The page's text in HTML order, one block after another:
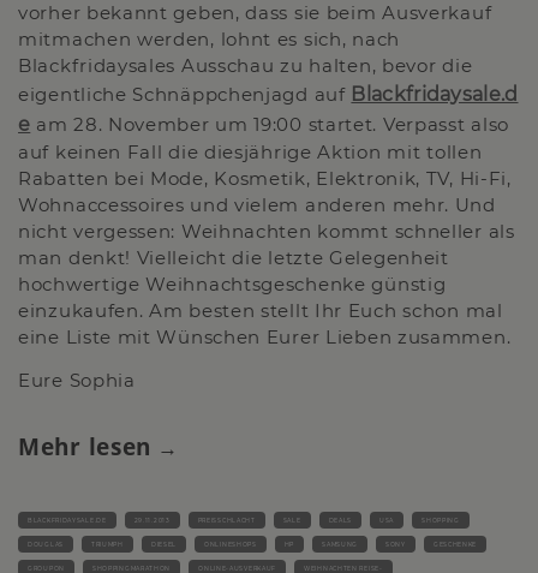
vorher bekannt geben, dass sie beim Ausverkauf
mitmachen werden, lohnt es sich, nach
Blackfridaysales Ausschau zu halten, bevor die
eigentliche Schnäppchenjagd auf Blackfridaysale.d
e am 28. November um 19:00 startet. Verpasst also
auf keinen Fall die diesjährige Aktion mit tollen
Rabatten bei Mode, Kosmetik, Elektronik, TV, Hi-Fi,
Wohnaccessoires und vielem anderen mehr. Und
nicht vergessen: Weihnachten kommt schneller als
man denkt! Vielleicht die letzte Gelegenheit
hochwertige Weihnachtsgeschenke günstig
einzukaufen. Am besten stellt Ihr Euch schon mal
eine Liste mit Wünschen Eurer Lieben zusammen.
Eure Sophia
Mehr lesen
BLACKFRIDAYSALE.DE 29.11.2013 PREISSCHLACHT SALE DEALS USA SHOPPING
DOUGLAS TRIUMPH DIESEL ONLINESHOPS HP SAMSUNG SONY GESCHENKE
GROUPON SHOPPINGMARATHON ONLINE-AUSVERKAUF WEIHNACHTEN REISE-